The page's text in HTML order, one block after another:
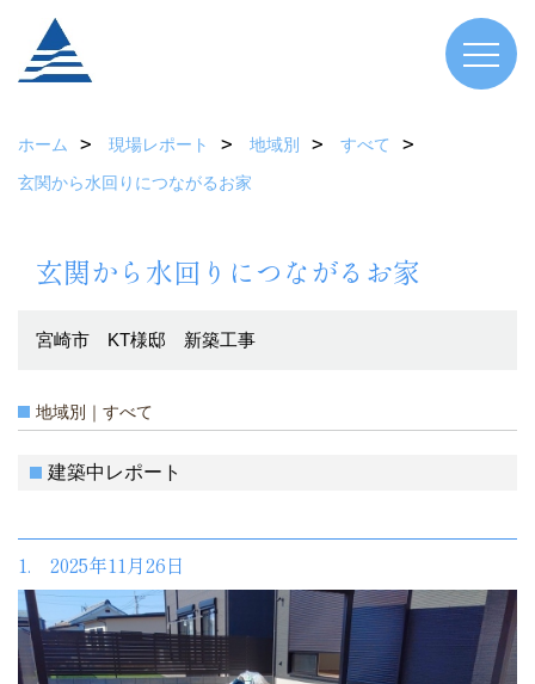
ホーム 現場レポート 地域別
すべて
玄関から水回りにつながるお家
玄関から水回りにつながるお家
宮崎市 KT様邸 新築工事
地域別｜すべて
建築中レポート
1. 2025年11月26日